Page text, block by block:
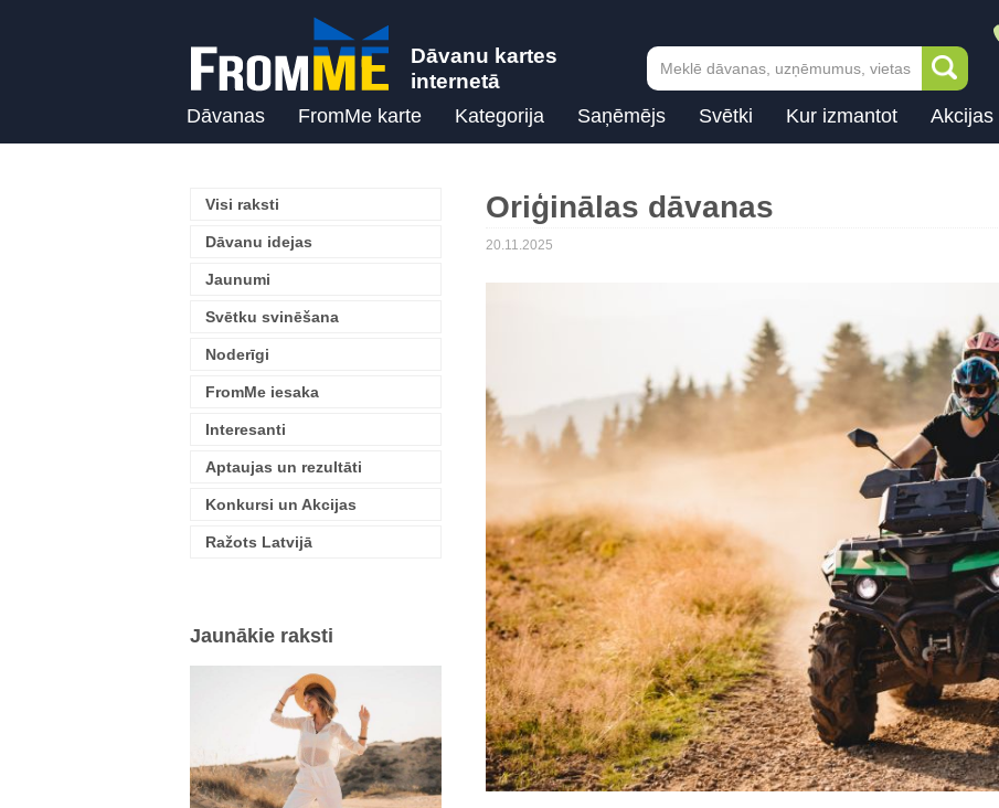
Dāvanu kartes
internetā
Dāvanas FromMe karte Kategorija Saņēmējs Svētki Kur izmantot Akcijas
Visi raksti
Dāvanu idejas
Jaunumi
Svētku svinēšana
Noderīgi
FromMe iesaka
Interesanti
Aptaujas un rezultāti
Konkursi un Akcijas
Ražots Latvijā
Jaunākie raksti
Oriģinālas dāvanas
20.11.2025